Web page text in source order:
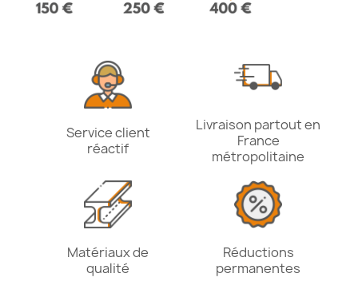
Service client
réactif
Livraison partout en
France
métropolitaine
Matériaux de
qualité
Réductions
permanentes